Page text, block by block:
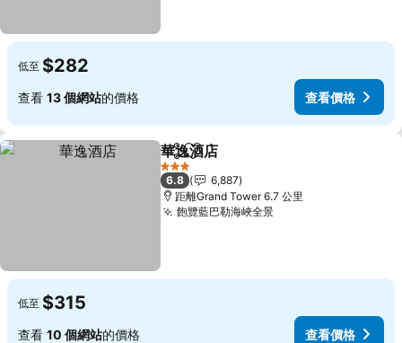
低至 $282
查看 13 個網站的價格 查看價格
分享 放到收藏夾
華逸酒店
3 星級
6.8
6,887
距離Grand Tower 6.7 公里
飽覽藍巴勒海峽全景
低至 $315
查看 10 個網站的價格 查看價格